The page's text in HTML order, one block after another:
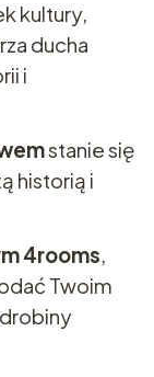
kultury,
ducha
i
stanie się
historią i
4rooms,
Twoim